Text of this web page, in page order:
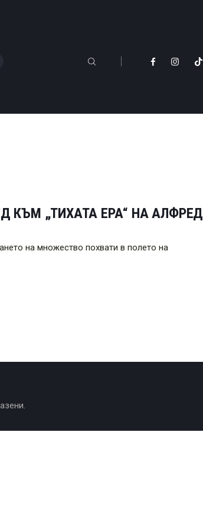
КЪМ „ТИХАТА ЕРА“ НА АЛФРЕД
на множество похвати в полето на